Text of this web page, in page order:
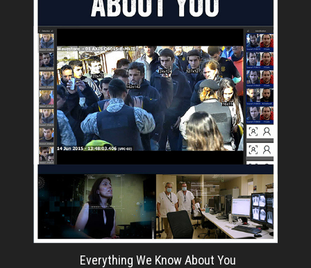
Everything We Know About You